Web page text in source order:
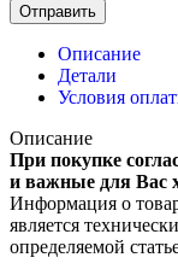
Отправить
Описание
Детали
Условия
Описание
При покупке
и важные для Вас
Информация о
является
определяемой